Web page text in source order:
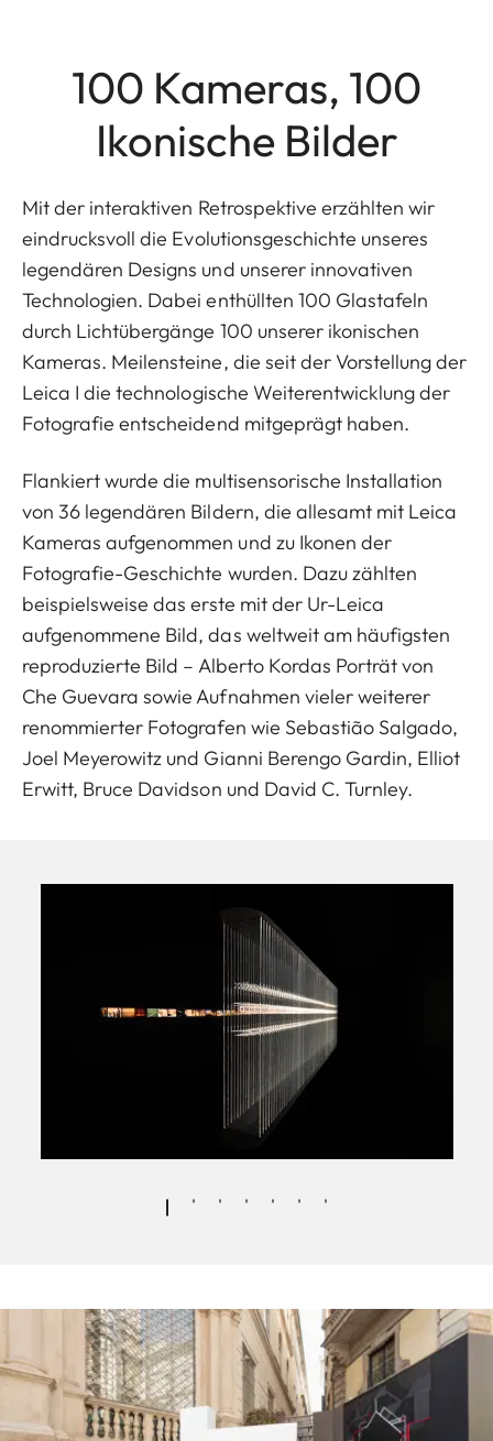
100 Kameras, 100
Ikonische Bilder
Mit der interaktiven Retrospektive erzählten wir
eindrucksvoll die Evolutionsgeschichte unseres
legendären Designs und unserer innovativen
Technologien. Dabei enthüllten 100 Glastafeln
durch Lichtübergänge 100 unserer ikonischen
Kameras. Meilensteine, die seit der Vorstellung der
Leica I die technologische Weiterentwicklung der
Fotografie entscheidend mitgeprägt haben.
Flankiert wurde die multisensorische Installation
von 36 legendären Bildern, die allesamt mit Leica
Kameras aufgenommen und zu Ikonen der
Fotografie-Geschichte wurden. Dazu zählten
beispielsweise das erste mit der Ur-Leica
aufgenommene Bild, das weltweit am häufigsten
reproduzierte Bild – Alberto Kordas Porträt von
Che Guevara sowie Aufnahmen vieler weiterer
renommierter Fotografen wie Sebastião Salgado,
Joel Meyerowitz und Gianni Berengo Gardin, Elliot
Erwitt, Bruce Davidson und David C. Turnley.